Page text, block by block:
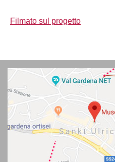
Filmato sul progetto